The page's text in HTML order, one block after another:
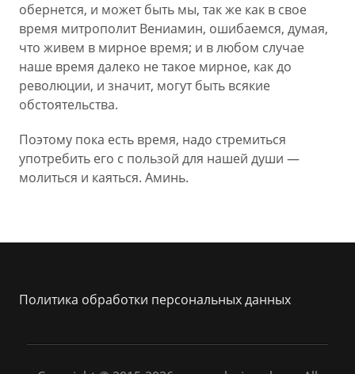
обернется, и может быть мы, так же как в свое
время митрополит Вениамин, ошибаемся, думая,
что живем в мирное время; и в любом случае
наше время далеко не такое мирное, как до
революции, и значит, могут быть всякие
обстоятельства.
Поэтому пока есть время, надо стремиться
употребить его с пользой для нашей души —
молиться и каяться. Аминь.
Политика обработки персональных данных